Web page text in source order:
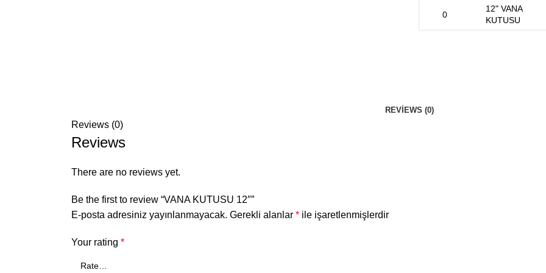
12" VANA
KUTUSU
REVIEWS (0)
Reviews (0)
Reviews
There are no reviews yet.
Be the first to review “VANA KUTUSU 12″”
E-posta adresiniz yayınlanmayacak. Gerekli alanlar * ile işaretlenmişlerdir
Your rating *